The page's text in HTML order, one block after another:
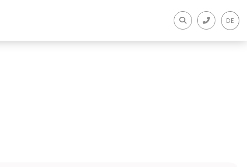
DE